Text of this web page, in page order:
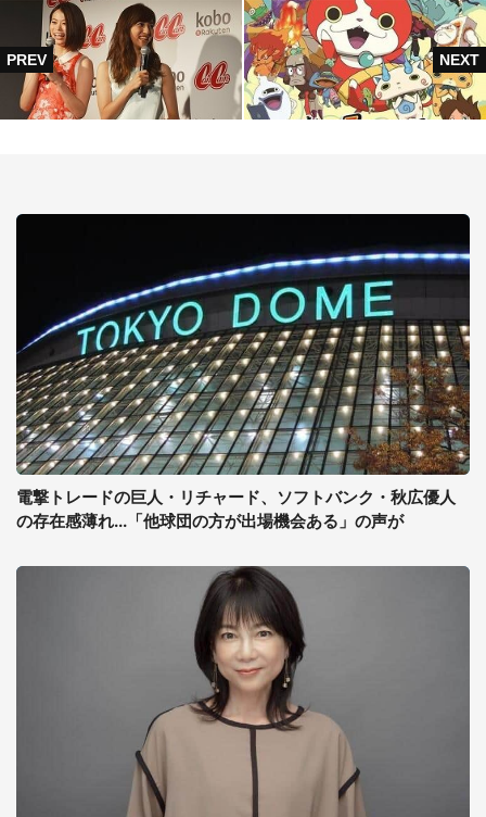
電撃トレードの巨人・リチャード、ソフトバンク・秋広優人
の存在感薄れ...「他球団の方が出場機会ある」の声が